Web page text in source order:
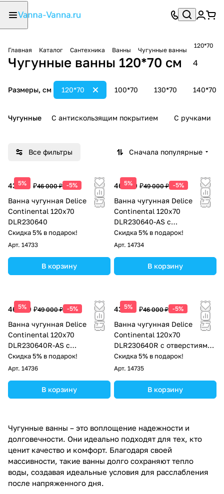
Главная Каталог Сантехника Ванны Чугунные ванны
120*70
Чугунные ванны 120*70 см 4
Размеры, см 100*70
120*70 130*70 140*70
Чугунные С антискользящим покрытием С ручками
Все фильтры Сначала популярные
5%
43 700 ₽46 000 ₽ -5%
Ванна чугунная Delice
Continental 120х70
DLR230640
Скидка 5% в подарок!
Арт. 14733
В корзину
5%
46 550 ₽49 000 ₽ -5%
Ванна чугунная Delice
Continental 120х70
DLR230640-AS с
антискользящим покрытием
Скидка 5% в подарок!
Арт. 14734
В корзину
5%
46 550 ₽49 000 ₽ -5%
Ванна чугунная Delice
Continental 120х70
DLR230640R-AS с
отверстиями под ручки и
антискользящим покрытием
Скидка 5% в подарок!
Арт. 14736
В корзину
5%
43 700 ₽46 000 ₽ -5%
Ванна чугунная Delice
Continental 120х70
DLR230640R с отверстиями
под ручки
Скидка 5% в подарок!
Арт. 14735
В корзину
Чугунные ванны – это воплощение надежности и
долговечности. Они идеально подходят для тех, кто
ценит качество и комфорт. Благодаря своей
массивности, такие ванны долго сохраняют тепло
воды, создавая идеальные условия для расслабления
после напряженного дня.